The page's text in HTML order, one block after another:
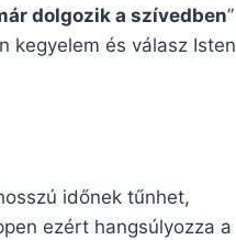
dolgozik a szívedben”
kegyelem és válasz Isten
időnek tűnhet,
ezért hangsúlyozza a